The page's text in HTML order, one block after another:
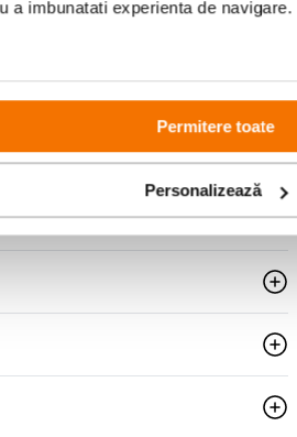
a imbunatati experienta de
Permitere toate
Personalizează
499lei